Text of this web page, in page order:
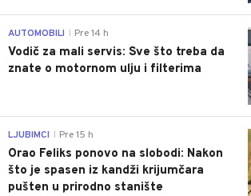
AUTOMOBILI Pre 14 h
Vodič za mali servis: Sve što treba da
znate o motornom ulju i filterima
LJUBIMCI Pre 15 h
Orao Feliks ponovo na slobodi: Nakon
što je spasen iz kandži krijumčara
pušten u prirodno stanište